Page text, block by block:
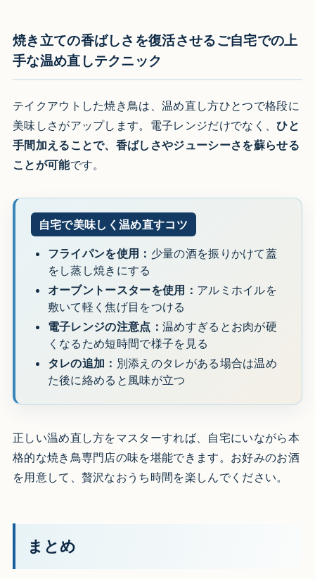
焼き立ての香ばしさを復活させるご自宅での上
手な温め直しテクニック
テイクアウトした焼き鳥は、温め直し方ひとつで格段に
美味しさがアップします。電子レンジだけでなく、ひと
手間加えることで、香ばしさやジューシーさを蘇らせる
ことが可能です。
自宅で美味しく温め直すコツ
フライパンを使用： 少量の酒を振りかけて蓋
をし蒸し焼きにする
オーブントースターを使用： アルミホイルを
敷いて軽く焦げ目をつける
電子レンジの注意点： 温めすぎるとお肉が硬
くなるため短時間で様子を見る
タレの追加： 別添えのタレがある場合は温め
た後に絡めると風味が立つ
正しい温め直し方をマスターすれば、自宅にいながら本
格的な焼き鳥専門店の味を堪能できます。お好みのお酒
を用意して、贅沢なおうち時間を楽しんでください。
まとめ